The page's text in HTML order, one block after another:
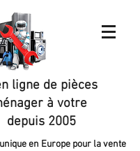
ligne de pièces
à votre
depuis 2005
en Europe pour la vente